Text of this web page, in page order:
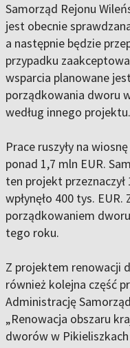
Samorząd Rejonu
jest obecnie
a następnie będzie
przypadku
wsparcia planowane
porządkowania dworu
według innego projektu.
Prace ruszyły na
ponad 1,7 mln EUR.
ten projekt
wpłynęło 400 tys.
porządkowaniem
tego roku.
Z projektem renowacji
również kolejna część
Administrację
„Renowacja obszaru
dworów w